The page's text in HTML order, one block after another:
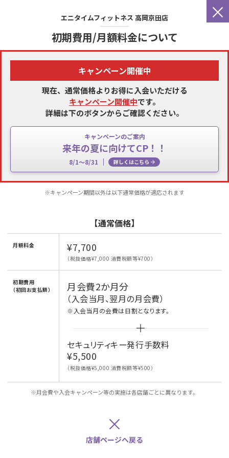
×
エニタイムフィットネス 高岡京田店
初期費用/月額料金について
キャンペーン開催中
現在、通常価格よりお得に入会いただける
キャンペーン開催中です。
詳細は下のボタンからご確認ください。
キャンペーンのご案内
来年の夏に向けてCP！！
8/1～8/31 詳しくはこちら
※キャンペーン期間以外は以下通常価格が適応されます
【通常価格】
月額料金 ¥7,700
（税抜価格¥7,000 消費税額等¥700）
初期費用
（初回お支払額）
月会費2か月分
（入会当月、翌月の月会費）
※入会当月の会費は日割となります。
セキュリティキー発行手数料
¥5,500
（税抜価格¥5,000 消費税額等¥500）
※月会費や入会キャンペーン等の実施は各店舗ごとに異なります。
×
店舗ページへ戻る